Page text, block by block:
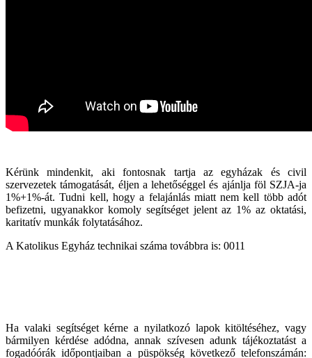
Kérünk mindenkit, aki fontosnak tartja az egyházak és civil
szervezetek támogatását, éljen a lehetőséggel és ajánlja föl SZJA-ja
1%+1%-át. Tudni kell, hogy a felajánlás miatt nem kell több adót
befizetni, ugyanakkor komoly segítséget jelent az 1% az oktatási,
karitatív munkák folytatásához.
A Katolikus Egyház technikai száma továbbra is: 0011
Ha valaki segítséget kérne a nyilatkozó lapok kitöltéséhez, vagy
bármilyen kérdése adódna, annak szívesen adunk tájékoztatást a
fogadóórák időpontjaiban a püspökség következő telefonszámán: